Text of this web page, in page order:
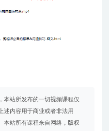
本站所发布的一切视频课程仅
述内容用于商业或者非法用
本站所有课程来自网络，版权